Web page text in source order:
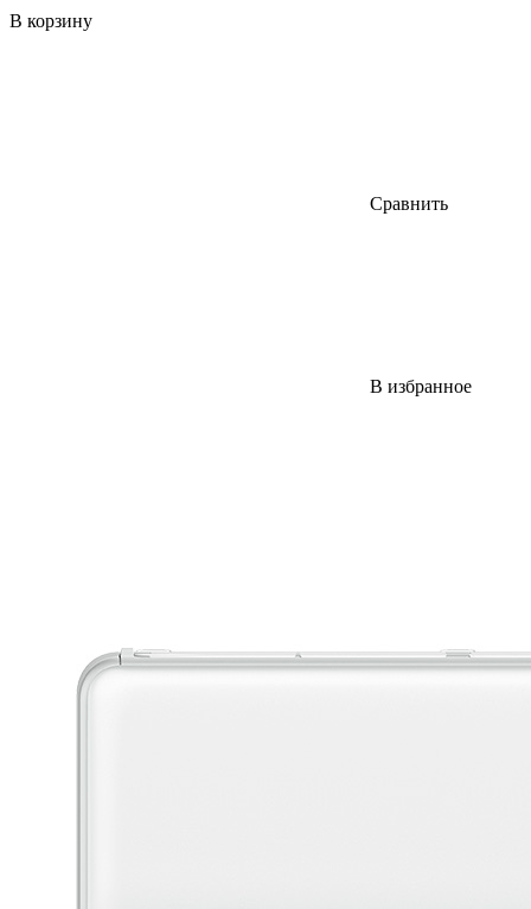
В корзину
Сравнить
В избранное